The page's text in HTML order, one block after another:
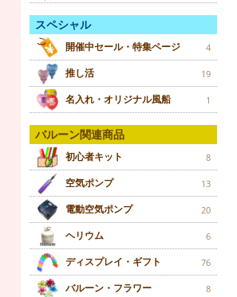
スペシャル
開催中セール・特集ページ 4
推し活 19
名入れ・オリジナル風船 1
バルーン関連商品
初心者キット 8
空気ポンプ 13
電動空気ポンプ 20
ヘリウム 6
ディスプレイ・ギフト 76
バルーン・フラワー 8